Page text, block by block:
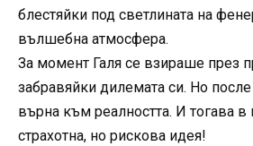
блестяйки под светлината на
вълшебна атмосфера.
За момент Галя се взираше през
забравяйки дилемата си. Но после
върна към реалността. И тогава в
страхотна, но рискова идея!